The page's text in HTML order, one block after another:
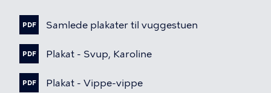
Fil
PDF Samlede plakater til vuggestuen
Fil
PDF Plakat - Svup, Karoline
Fil
PDF Plakat - Vippe-vippe